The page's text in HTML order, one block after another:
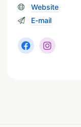
Website
E-mail